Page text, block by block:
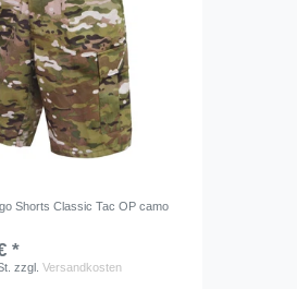
Shorts Classic Tac OP camo
*
zzgl.Versandkosten